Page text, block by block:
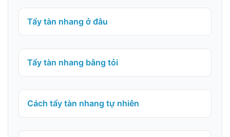
Tẩy tàn nhang ở đâu
Tẩy tàn nhang bằng tỏi
Cách tẩy tàn nhang tự nhiên